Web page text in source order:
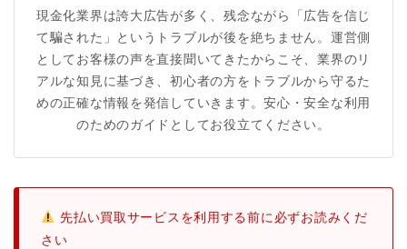
現金化業界は誇大広告が多く、残念ながら「広告を信じ
て騙された」というトラブルが後を絶ちません。運営側
としてお客様の声を直接聞いてきたからこそ、業界のリ
アルな知見に基づき、初心者の方をトラブルから守るた
めの正確な情報を発信していきます。安心・安全な利用
のためのガイドとしてお役立てください。
先払い買取サービスを利用する前に必ずお読みくだ
さい